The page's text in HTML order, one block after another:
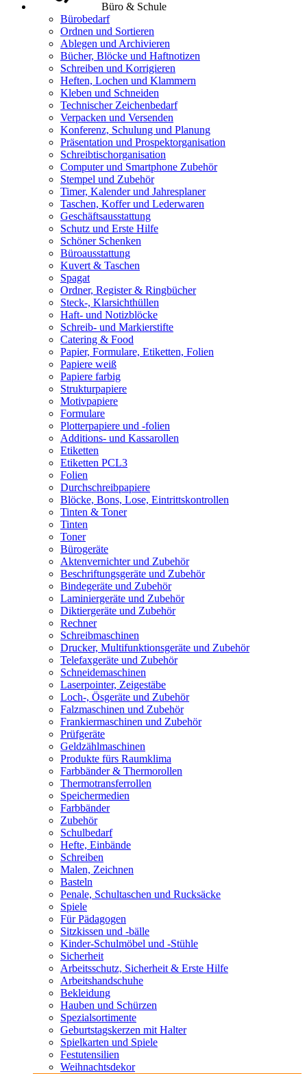
Büro & Schule
Bürobedarf
Ordnen und Sortieren
Ablegen und Archivieren
Bücher, Blöcke und Haftnotizen
Schreiben und Korrigieren
Heften, Lochen und Klammern
Kleben und Schneiden
Technischer Zeichenbedarf
Verpacken und Versenden
Konferenz, Schulung und Planung
Präsentation und Prospektorganisation
Schreibtischorganisation
Computer und Smartphone Zubehör
Stempel und Zubehör
Timer, Kalender und Jahresplaner
Taschen, Koffer und Lederwaren
Geschäftsausstattung
Schutz und Erste Hilfe
Schöner Schenken
Büroausstattung
Kuvert & Taschen
Spagat
Ordner, Register & Ringbücher
Steck-, Klarsichthüllen
Haft- und Notizblöcke
Schreib- und Markierstifte
Catering & Food
Papier, Formulare, Etiketten, Folien
Papiere weiß
Papiere farbig
Strukturpapiere
Motivpapiere
Formulare
Plotterpapiere und -folien
Additions- und Kassarollen
Etiketten
Etiketten PCL3
Folien
Durchschreibpapiere
Blöcke, Bons, Lose, Eintrittskontrollen
Tinten & Toner
Tinten
Toner
Bürogeräte
Aktenvernichter und Zubehör
Beschriftungsgeräte und Zubehör
Bindegeräte und Zubehör
Laminiergeräte und Zubehör
Diktiergeräte und Zubehör
Rechner
Schreibmaschinen
Drucker, Multifunktionsgeräte und Zubehör
Telefaxgeräte und Zubehör
Schneidemaschinen
Laserpointer, Zeigestäbe
Loch-, Ösgeräte und Zubehör
Falzmaschinen und Zubehör
Frankiermaschinen und Zubehör
Prüfgeräte
Geldzählmaschinen
Produkte fürs Raumklima
Farbbänder & Thermorollen
Thermotransferrollen
Speichermedien
Farbbänder
Zubehör
Schulbedarf
Hefte, Einbände
Schreiben
Malen, Zeichnen
Basteln
Penale, Schultaschen und Rucksäcke
Spiele
Für Pädagogen
Sitzkissen und -bälle
Kinder-Schulmöbel und -Stühle
Sicherheit
Arbeitsschutz, Sicherheit & Erste Hilfe
Arbeitshandschuhe
Bekleidung
Hauben und Schürzen
Spezialsortimente
Geburtstagskerzen mit Halter
Spielkarten und Spiele
Festutensilien
Weihnachtsdekor